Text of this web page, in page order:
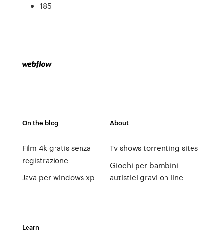
185
On the blog
Film 4k gratis senza
registrazione
Java per windows xp
About
Tv shows torrenting sites
Giochi per bambini
autistici gravi on line
Learn